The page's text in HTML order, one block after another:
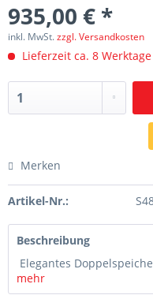
935,00 € *
inkl. MwSt.zzgl. Versandkosten
Lieferzeit ca. 8 Werktage
Merken
Artikel-Nr.:
Beschreibung
Elegantes
mehr